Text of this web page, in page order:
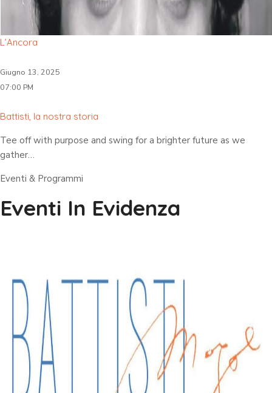
L’Ancora
Giugno 13, 2025
07:00 PM
Battisti, la nostra storia
Tee off with purpose and swing for a brighter future as we
gather…
Eventi & Programmi
Eventi In Evidenza